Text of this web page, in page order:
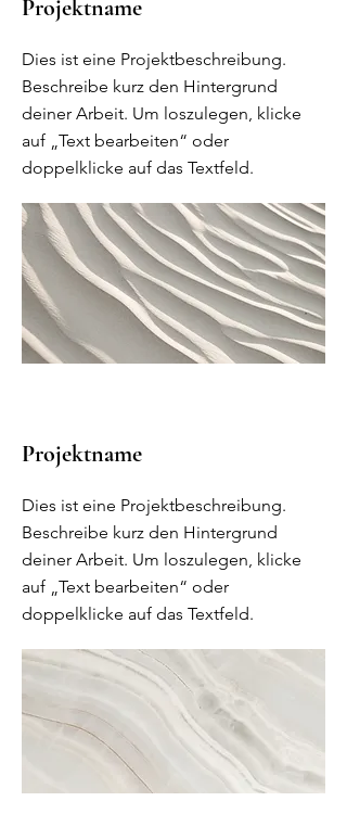
Projektname
Dies ist eine Projektbeschreibung.
Beschreibe kurz den Hintergrund
deiner Arbeit. Um loszulegen, klicke
auf „Text bearbeiten“ oder
doppelklicke auf das Textfeld.
Projektname
Dies ist eine Projektbeschreibung.
Beschreibe kurz den Hintergrund
deiner Arbeit. Um loszulegen, klicke
auf „Text bearbeiten“ oder
doppelklicke auf das Textfeld.